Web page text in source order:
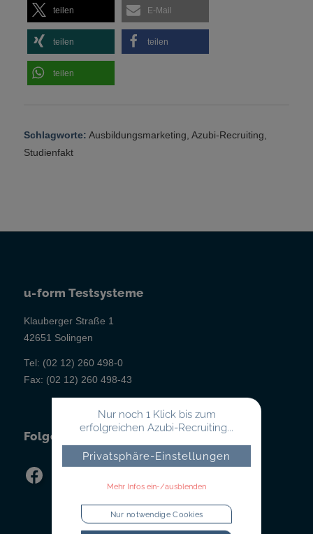
teilen E-Mail
teilen teilen
teilen
Schlagworte: Ausbildungsmarketing, Azubi-Recruiting,
Studienfakt
u-form Testsysteme
Klauberger Straße 1
42651 Solingen
Tel: (02 12) 260 498-0
Fax: (02 12) 260 498-43
Folgen Sie uns!
Nur noch 1 Klick bis zum
erfolgreichen Azubi-Recruiting...
Privatsphäre-Einstellungen
Mehr Infos ein-/ausblenden
Nur notwendige Cookies